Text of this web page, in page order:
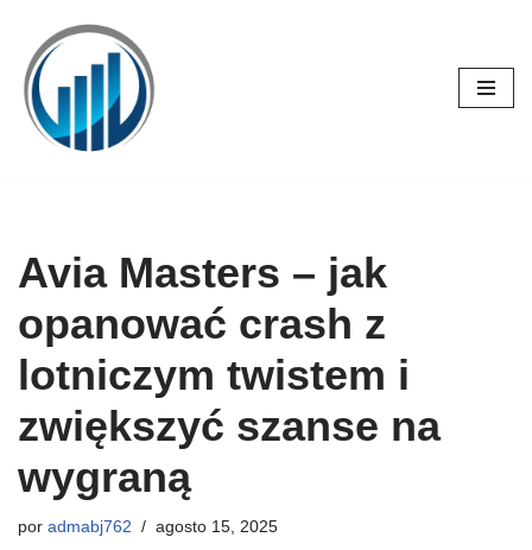
Saltar
al
contenido
Avia Masters – jak
opanować crash z
lotniczym twistem i
zwiększyć szanse na
wygraną
por admabj762 agosto 15, 2025